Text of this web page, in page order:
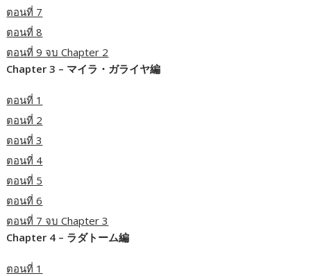
ตอนที่ 7
ตอนที่ 8
ตอนที่ 9 จบ Chapter 2
Chapter 3 – マイラ・ガライヤ編
ตอนที่ 1
ตอนที่ 2
ตอนที่ 3
ตอนที่ 4
ตอนที่ 5
ตอนที่ 6
ตอนที่ 7 จบ Chapter 3
Chapter 4 – ラダトーム編
ตอนที่ 1